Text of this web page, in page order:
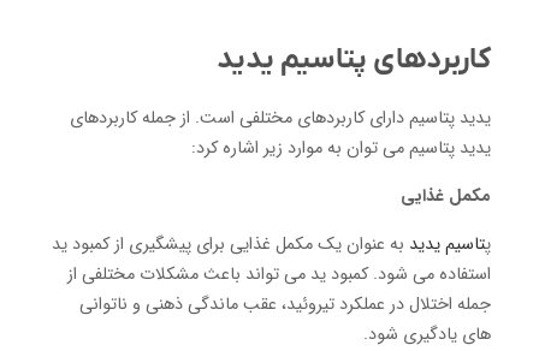
کاربردهای پتاسیم یدید
یدید پتاسیم دارای کاربردهای مختلفی است. از جمله کاربردهای
یدید پتاسیم می توان به موارد زیر اشاره کرد:
مکمل غذایی
پتاسیم یدید به عنوان یک مکمل غذایی برای پیشگیری از کمبود ید
استفاده می شود. کمبود ید می تواند باعث مشکلات مختلفی از
جمله اختلال در عملکرد تیروئید، عقب ماندگی ذهنی و ناتوانی
های یادگیری شود.